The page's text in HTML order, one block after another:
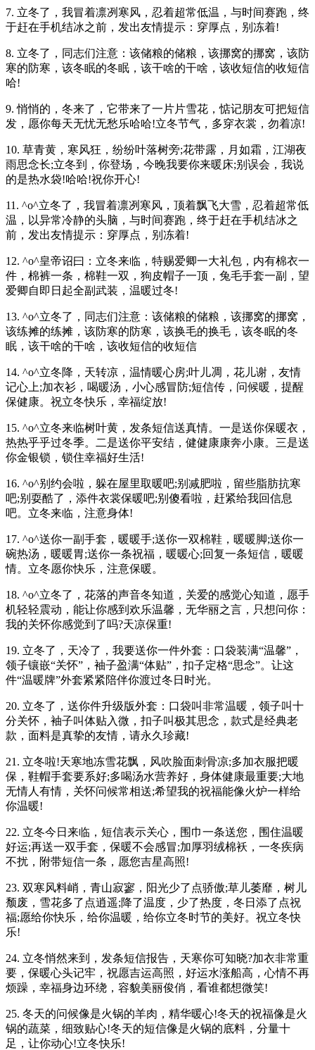
7. 立冬了，我冒着凛冽寒风，忍着超常低温，与时间赛跑，终
于赶在手机结冰之前，发出友情提示：穿厚点，别冻着!
8. 立冬了，同志们注意：该储粮的储粮，该挪窝的挪窝，该防
寒的防寒，该冬眠的冬眠，该干啥的干啥，该收短信的收短信
哈!
9. 悄悄的，冬来了，它带来了一片片雪花，惦记朋友可把短信
发，愿你每天无忧无愁乐哈哈!立冬节气，多穿衣裳，勿着凉!
10. 草青黄，寒风狂，纷纷叶落树旁;花带露，月如霜，江湖夜
雨思念长;立冬到，你登场，今晚我要你来暖床;别误会，我说
的是热水袋!哈哈!祝你开心!
11. ^o^立冬了，我冒着凛冽寒风，顶着飘飞大雪，忍着超常低
温，以异常冷静的头脑，与时间赛跑，终于赶在手机结冰之
前，发出友情提示：穿厚点，别冻着!
12. ^o^皇帝诏曰：立冬来临，特赐爱卿一大礼包，内有棉衣一
件，棉裤一条，棉鞋一双，狗皮帽子一顶，兔毛手套一副，望
爱卿自即日起全副武装，温暖过冬!
13. ^o^立冬了，同志们注意：该储粮的储粮，该挪窝的挪窝，
该练摊的练摊，该防寒的防寒，该换毛的换毛，该冬眠的冬
眠，该干啥的干啥，该收短信的收短信
14. ^o^立冬降，天转凉，温情暖心房;叶儿凋，花儿谢，友情
记心上;加衣衫，喝暖汤，小心感冒防;短信传，问候暖，提醒
保健康。祝立冬快乐，幸福绽放!
15. ^o^立冬来临树叶黄，发条短信送真情。一是送你保暖衣，
热热乎乎过冬季。二是送你平安结，健健康康奔小康。三是送
你金银锁，锁住幸福好生活!
16. ^o^别约会啦，躲在屋里取暖吧;别减肥啦，留些脂肪抗寒
吧;别耍酷了，添件衣裳保暖吧;别傻看啦，赶紧给我回信息
吧。立冬来临，注意身体!
17. ^o^送你一副手套，暖暖手;送你一双棉鞋，暖暖脚;送你一
碗热汤，暖暖胃;送你一条祝福，暖暖心;回复一条短信，暖暖
情。立冬愿你快乐，注意保暖。
18. ^o^立冬了，花落的声音冬知道，关爱的感觉心知道，愿手
机轻轻震动，能让你感到欢乐温馨，无华丽之言，只想问你：
我的关怀你感觉到了吗?天凉保重!
19. 立冬了，天冷了，我要送你一件外套：口袋装满“温馨”，
领子镶嵌“关怀”，袖子盈满“体贴”，扣子定格“思念”。让这
件“温暖牌”外套紧紧陪伴你渡过冬日时光。
20. 立冬了，送你件升级版外套：口袋叫非常温暖，领子叫十
分关怀，袖子叫体贴入微，扣子叫极其思念，款式是经典老
款，面料是真挚的友情，请永久珍藏!
21. 立冬啦!天寒地冻雪花飘，风吹脸面刺骨凉;多加衣服把暖
保，鞋帽手套要系好;多喝汤水营养好，身体健康最重要;大地
无情人有情，关怀问候常相送;希望我的祝福能像火炉一样给
你温暖!
22. 立冬今日来临，短信表示关心，围巾一条送您，围住温暖
好运;再送一双手套，保暖不会感冒;加厚羽绒棉袄，一冬疾病
不扰，附带短信一条，愿您吉星高照!
23. 双寒风料峭，青山寂寥，阳光少了点骄傲;草儿萎靡，树儿
颓废，雪花多了点逍遥;降了温度，少了热度，冬日添了点祝
福;愿给你快乐，给你温暖，给你立冬时节的美好。祝立冬快
乐!
24. 立冬悄然来到，发条短信报告，天寒你可知晓?加衣非常重
要，保暖心头记牢，祝愿吉运高照，好运水涨船高，心情不再
烦躁，幸福身边环绕，容貌美丽俊俏，看谁都想微笑!
25. 冬天的问候像是火锅的羊肉，精华暖心!冬天的祝福像是火
锅的蔬菜，细致贴心!冬天的短信像是火锅的底料，分量十
足，让你动心!立冬快乐!